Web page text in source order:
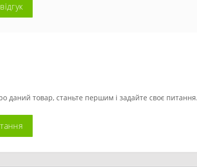
даний товар, станьте першим і задайте своє питання.